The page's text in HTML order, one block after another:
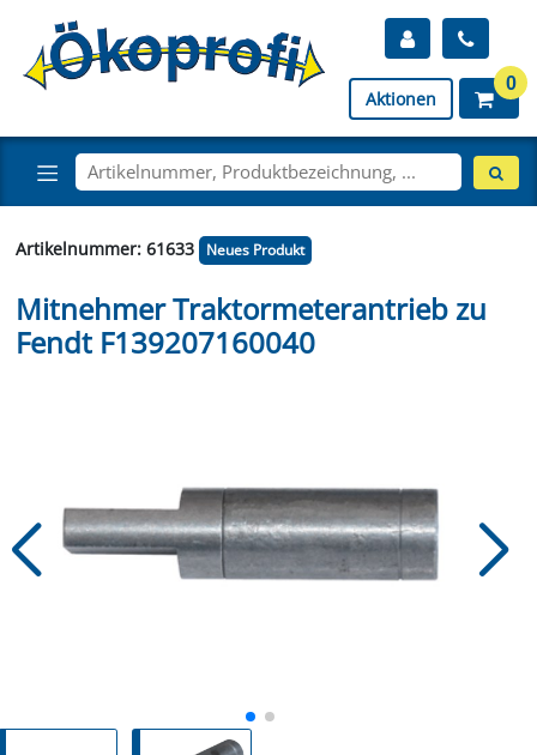
Aktionen
0
Artikelnummer: 61633 Neues Produkt
Mitnehmer Traktormeterantrieb zu
Fendt F139207160040